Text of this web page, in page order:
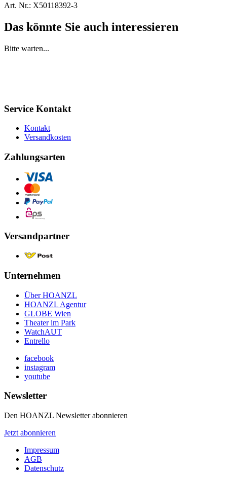
Art. Nr.: X50118392-3
Das könnte Sie auch interessieren
Bitte warten...
Service Kontakt
Kontakt
Versandkosten
Zahlungsarten
Versandpartner
Unternehmen
Über HOANZL
HOANZL Agentur
GLOBE Wien
Theater im Park
WatchAUT
Entrello
facebook
instagram
youtube
Newsletter
Den HOANZL Newsletter abonnieren
Jetzt abonnieren
Impressum
AGB
Datenschutz